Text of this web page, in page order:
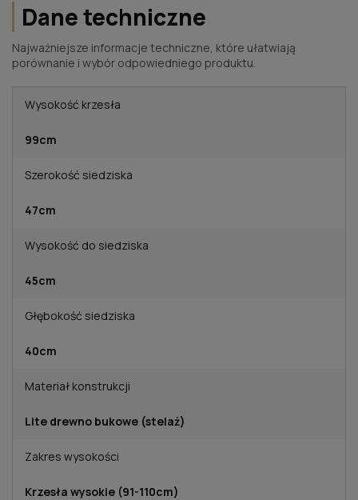
Dane techniczne
Najważniejsze informacje techniczne, które ułatwiają
porównanie i wybór odpowiedniego produktu.
Wysokość krzesła
99cm
Szerokość siedziska
47cm
Wysokość do siedziska
45cm
Głębokość siedziska
40cm
Materiał konstrukcji
Lite drewno bukowe (stelaż)
Zakres wysokości
Krzesła wysokie (91-110cm)